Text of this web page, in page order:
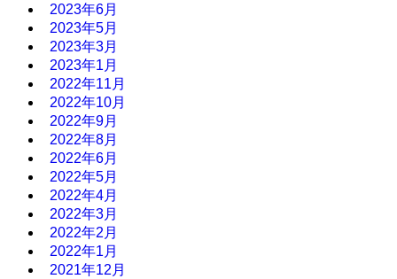
2023年6月
2023年5月
2023年3月
2023年1月
2022年11月
2022年10月
2022年9月
2022年8月
2022年6月
2022年5月
2022年4月
2022年3月
2022年2月
2022年1月
2021年12月